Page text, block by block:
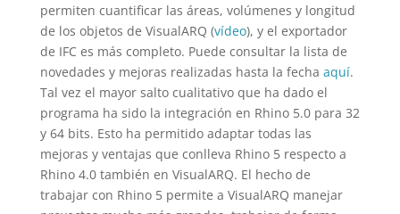
permiten cuantificar las áreas, volúmenes y longitud
de los objetos de VisualARQ (vídeo), y el exportador
de IFC es más completo. Puede consultar la lista de
novedades y mejoras realizadas hasta la fecha aquí.
Tal vez el mayor salto cualitativo que ha dado el
programa ha sido la integración en Rhino 5.0 para 32
y 64 bits. Esto ha permitido adaptar todas las
mejoras y ventajas que conlleva Rhino 5 respecto a
Rhino 4.0 también en VisualARQ. El hecho de
trabajar con Rhino 5 permite a VisualARQ manejar